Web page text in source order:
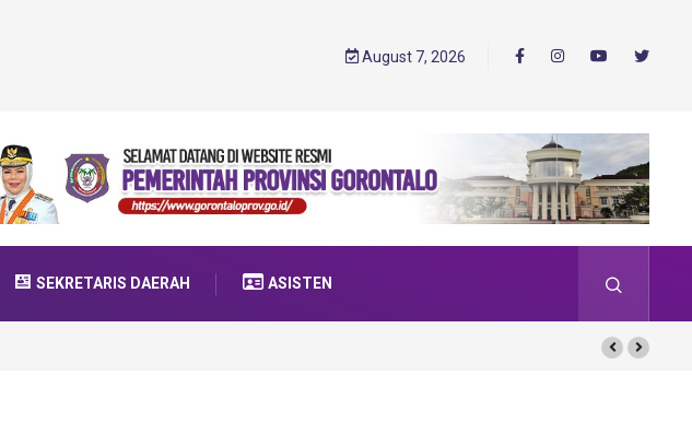
August 7, 2026
SEKRETARIS DAERAH ASISTEN